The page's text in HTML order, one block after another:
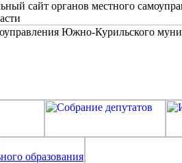
сайт органов местного
образования